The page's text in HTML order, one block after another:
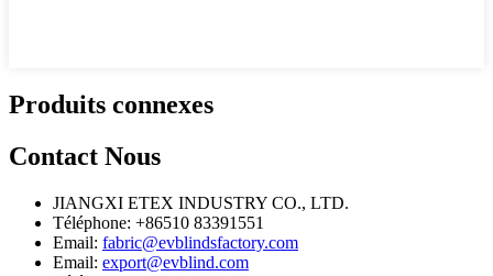
Produits connexes
Contact Nous
JIANGXI ETEX INDUSTRY CO., LTD.
Téléphone: +86510 83391551
Email: fabric@evblindsfactory.com
Email: export@evblind.com